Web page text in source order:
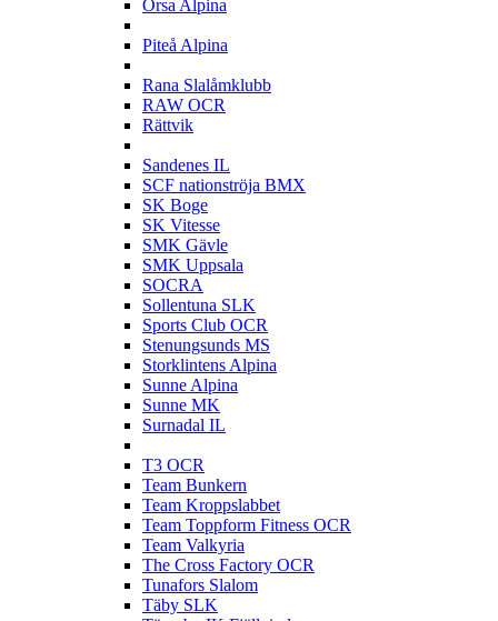
Orsa Alpina
Piteå Alpina
Rana Slalåmklubb
RAW OCR
Rättvik
Sandenes IL
SCF nationströja BMX
SK Boge
SK Vitesse
SMK Gävle
SMK Uppsala
SOCRA
Sollentuna SLK
Sports Club OCR
Stenungsunds MS
Storklintens Alpina
Sunne Alpina
Sunne MK
Surnadal IL
T3 OCR
Team Bunkern
Team Kroppslabbet
Team Toppform Fitness OCR
Team Valkyria
The Cross Factory OCR
Tunafors Slalom
Täby SLK